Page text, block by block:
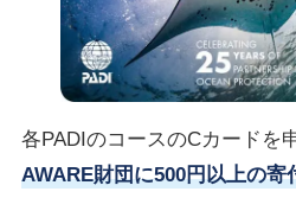
各PADIのコースのCカードを
AWARE財団に500円以上の寄